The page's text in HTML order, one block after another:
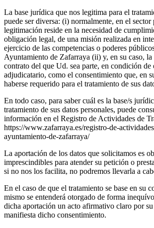
La base jurídica que nos legitima para el
puede ser diversa: (i) normalmente, en el sector
legitimación reside en la necesidad de
obligación legal, de una misión realizada en
ejercicio de las competencias o poderes
Ayuntamiento de Zafarraya (ii) y, en su caso,
contrato del que Ud. sea parte, en condición de
adjudicatario, como el consentimiento que, en
haberse requerido para el tratamiento de sus
En todo caso, para saber cuál es la base/s
tratamiento de sus datos personales, puede
información en el Registro de Actividades de
https://www.zafarraya.es/registro-de-
ayuntamiento-de-zafarraya/
La aportación de los datos que solicitamos es
imprescindibles para atender su petición o
si no nos los facilita, no podremos llevarla a
En el caso de que el tratamiento se base en su
mismo se entenderá otorgado de forma
dicha aportación un acto afirmativo claro por
manifiesta dicho consentimiento.